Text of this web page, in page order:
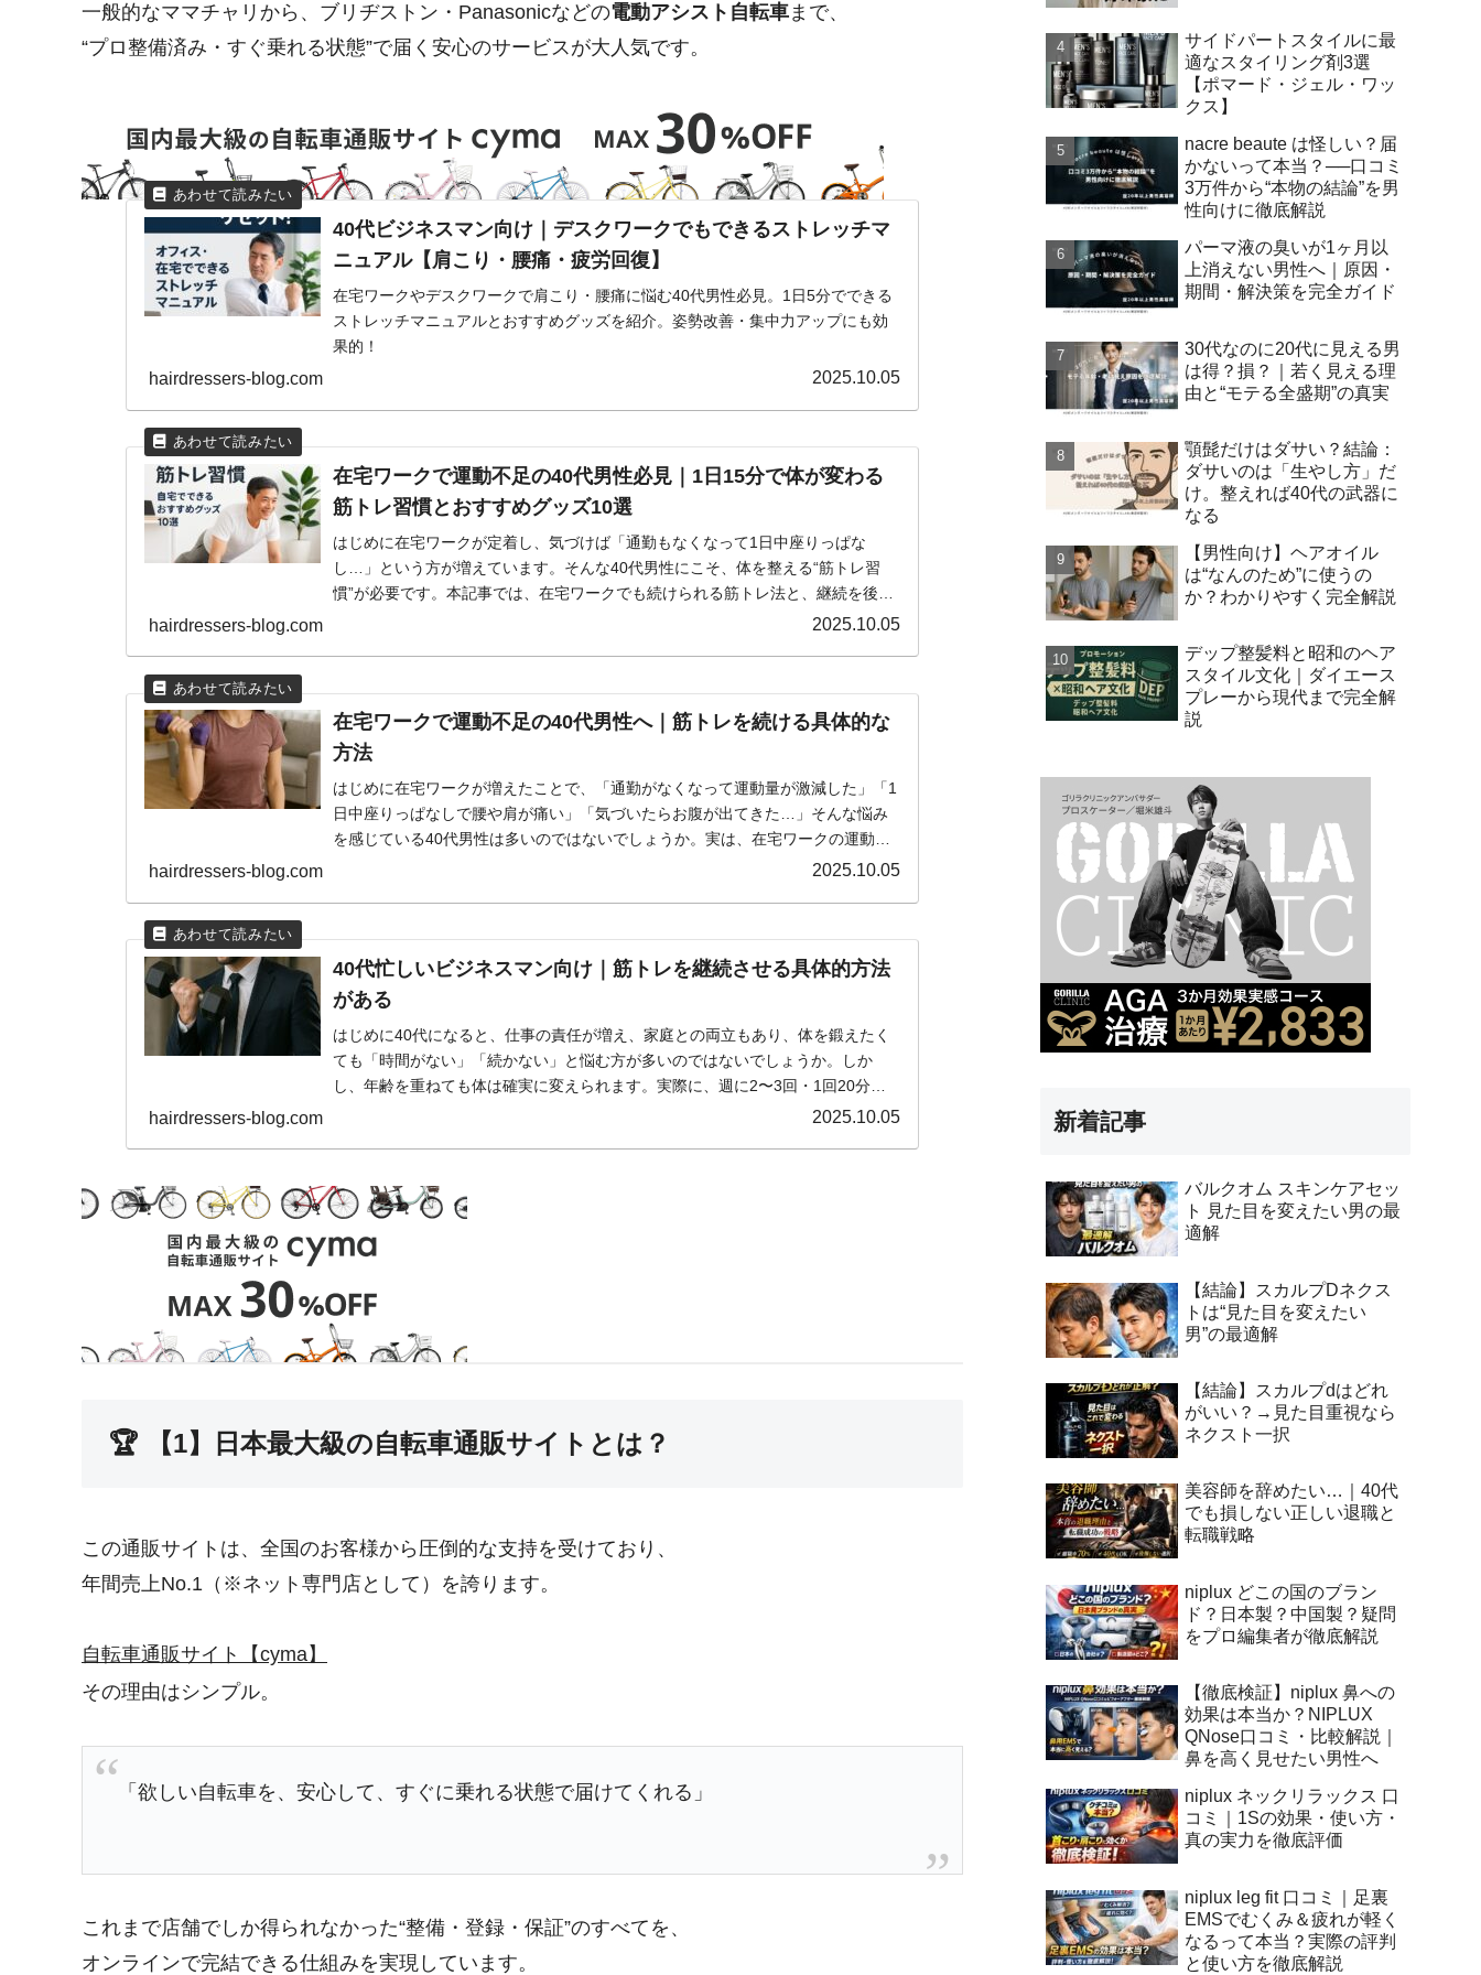
一般的なママチャリから、ブリヂストン・Panasonicなどの電動アシスト自転車まで、
“プロ整備済み・すぐ乗れる状態”で届く安心のサービスが大人気です。
40代ビジネスマン向け｜デスクワークでもできるストレッチマ
ニュアル【肩こり・腰痛・疲労回復】
在宅ワークやデスクワークで肩こり・腰痛に悩む40代男性必見。1日5分でできる
ストレッチマニュアルとおすすめグッズを紹介。姿勢改善・集中力アップにも効
果的！
hairdressers-blog.com 2025.10.05
在宅ワークで運動不足の40代男性必見｜1日15分で体が変わる
筋トレ習慣とおすすめグッズ10選
はじめに在宅ワークが定着し、気づけば「通勤もなくなって1日中座りっぱな
し…」という方が増えています。そんな40代男性にこそ、体を整える“筋トレ習
慣”が必要です。本記事では、在宅ワークでも続けられる筋トレ法と、継続を後押
hairdressers-blog.com 2025.10.05
在宅ワークで運動不足の40代男性へ｜筋トレを続ける具体的な
方法
はじめに在宅ワークが増えたことで、「通勤がなくなって運動量が激減した」「1
日中座りっぱなしで腰や肩が痛い」「気づいたらお腹が出てきた…」そんな悩み
を感じている40代男性は多いのではないでしょうか。実は、在宅ワークの運動不
hairdressers-blog.com 2025.10.05
40代忙しいビジネスマン向け｜筋トレを継続させる具体的方法
がある
はじめに40代になると、仕事の責任が増え、家庭との両立もあり、体を鍛えたく
ても「時間がない」「続かない」と悩む方が多いのではないでしょうか。しか
し、年齢を重ねても体は確実に変えられます。実際に、週に2〜3回・1回20分の
hairdressers-blog.com 2025.10.05
🏆 【1】日本最大級の自転車通販サイトとは？
この通販サイトは、全国のお客様から圧倒的な支持を受けており、
年間売上No.1（※ネット専門店として）を誇ります。
自転車通販サイト【cyma】
その理由はシンプル。
「欲しい自転車を、安心して、すぐに乗れる状態で届けてくれる」
これまで店舗でしか得られなかった“整備・登録・保証”のすべてを、
オンラインで完結できる仕組みを実現しています。
サイドパートスタイルに最
適なスタイリング剤3選
【ポマード・ジェル・ワッ
クス】
nacre beaute は怪しい？届
かないって本当？──口コミ
3万件から“本物の結論”を男
性向けに徹底解説
パーマ液の臭いが1ヶ月以
上消えない男性へ｜原因・
期間・解決策を完全ガイド
30代なのに20代に見える男
は得？損？｜若く見える理
由と“モテる全盛期”の真実
顎髭だけはダサい？結論：
ダサいのは「生やし方」だ
け。整えれば40代の武器に
なる
【男性向け】ヘアオイル
は“なんのため”に使うの
か？わかりやすく完全解説
デップ整髪料と昭和のヘア
スタイル文化｜ダイエース
プレーから現代まで完全解
説
新着記事
バルクオム スキンケアセッ
ト 見た目を変えたい男の最
適解
【結論】スカルプDネクス
トは“見た目を変えたい
男”の最適解
【結論】スカルプdはどれ
がいい？→見た目重視なら
ネクスト一択
美容師を辞めたい…｜40代
でも損しない正しい退職と
転職戦略
niplux どこの国のブラン
ド？日本製？中国製？疑問
をプロ編集者が徹底解説
【徹底検証】niplux 鼻への
効果は本当か？NIPLUX
QNose口コミ・比較解説｜
鼻を高く見せたい男性へ
niplux ネックリラックス 口
コミ｜1Sの効果・使い方・
真の実力を徹底評価
niplux leg fit 口コミ｜足裏
EMSでむくみ＆疲れが軽く
なるって本当？実際の評判
と使い方を徹底解説